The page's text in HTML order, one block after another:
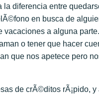
la diferencia entre
en busca de
vacaciones a alguna
o tener que hacer
que nos apetece pero
de crÃ©ditos rÃ¡pido,